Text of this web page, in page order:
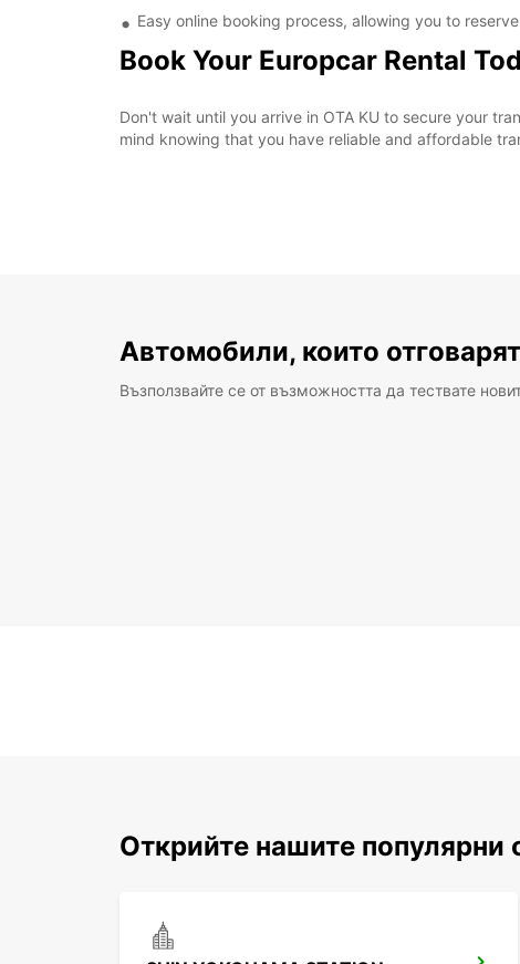
Easy online booking process, allowing you to
Book Your Europcar Rental
Don't wait until you arrive in OTA KU to secure your
mind knowing that you have reliable and affordable
Автомобили, които
Възползвайте се от възможността да тествате
Открийте нашите популярни